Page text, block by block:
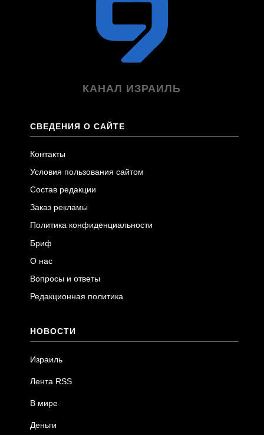
КАНАЛ ИЗРАИЛЬ
СВЕДЕНИЯ О САЙТЕ
Контакты
Условия пользования сайтом
Состав редакции
Заказ рекламы
Политика конфиденциальности
Бриф
О нас
Вопросы и ответы
Редакционная политика
НОВОСТИ
Израиль
Лента RSS
В мире
Деньги